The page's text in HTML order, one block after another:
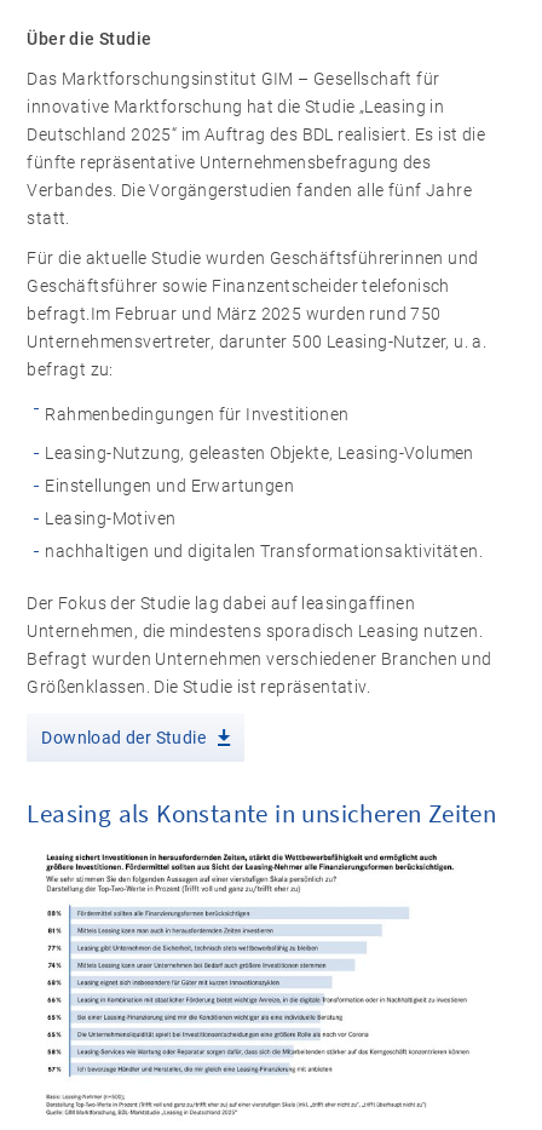
Über die Studie
Das Marktforschungsinstitut GIM – Gesellschaft für
innovative Marktforschung hat die Studie „Leasing in
Deutschland 2025“ im Auftrag des BDL realisiert. Es ist die
fünfte repräsentative Unternehmensbefragung des
Verbandes. Die Vorgängerstudien fanden alle fünf Jahre
statt.
Für die aktuelle Studie wurden Geschäftsführerinnen und
Geschäftsführer sowie Finanzentscheider telefonisch
befragt.Im Februar und März 2025 wurden rund 750
Unternehmensvertreter, darunter 500 Leasing-Nutzer, u. a.
befragt zu:
Rahmenbedingungen für Investitionen
Leasing-Nutzung, geleasten Objekte, Leasing-Volumen
Einstellungen und Erwartungen
Leasing-Motiven
nachhaltigen und digitalen Transformationsaktivitäten.
Der Fokus der Studie lag dabei auf leasingaffinen
Unternehmen, die mindestens sporadisch Leasing nutzen.
Befragt wurden Unternehmen verschiedener Branchen und
Größenklassen. Die Studie ist repräsentativ.
Download der Studie
Leasing als Konstante in unsicheren Zeiten